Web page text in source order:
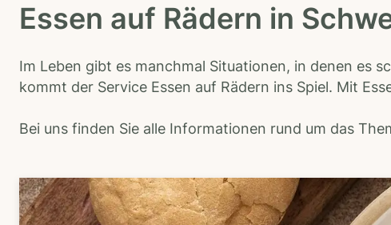
Essen auf Rädern in
Im Leben gibt es manchmal Situationen, in denen es
kommt der Service Essen auf Rädern ins Spiel. Mit
Bei uns finden Sie alle Informationen rund um das